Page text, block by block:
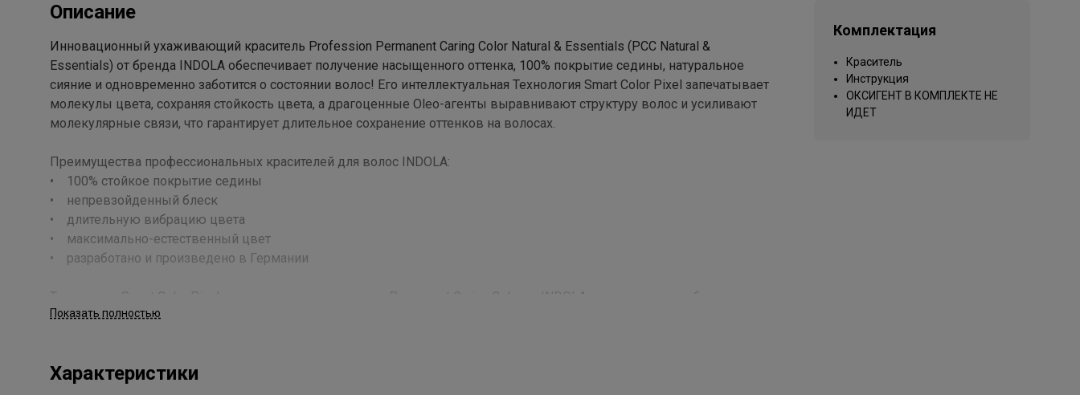
Описание
Инновационный ухаживающий краситель Profession Permanent Caring Color Natural & Essentials (PCC Natural &
Essentials) от бренда INDOLA обеспечивает получение насыщенного оттенка, 100% покрытие седины, натуральное
сияние и одновременно заботится о состоянии волос! Его интеллектуальная Технология Smart Color Pixel запечатывает
молекулы цвета, сохраняя стойкость цвета, а драгоценные Oleo-агенты выравнивают структуру волос и усиливают
молекулярные связи, что гарантирует длительное сохранение оттенков на волосах.
Преимущества профессиональных красителей для волос INDOLA:
• 100% стойкое покрытие седины
• непревзойденный блеск
• длительную вибрацию цвета
• максимально-естественный цвет
• разработано и произведено в Германии
следующих ингредиентов:
волоса;
Показать полностью
Характеристики
Комплектация
Краситель
Инструкция
ОКСИГЕНТ В КОМПЛЕКТЕ НЕ
ИДЕТ